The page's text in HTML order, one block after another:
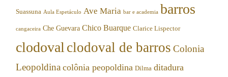
Suassuna Aula Espetáculo Ave Maria bar e academia barros
cangaceira Che Guevara Chico Buarque Clarice Lispector
clodoval clodoval de barros Colonia
Leopoldina colônia peopoldina Dilma ditadura